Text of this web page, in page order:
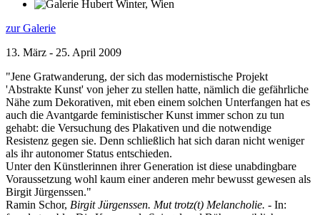
zur Galerie
13. März - 25. April 2009
"Jene Gratwanderung, der sich das modernistische Projekt
'Abstrakte Kunst' von jeher zu stellen hatte, nämlich die gefährliche
Nähe zum Dekorativen, mit eben einem solchen Unterfangen hat es
auch die Avantgarde feministischer Kunst immer schon zu tun
gehabt: die Versuchung des Plakativen und die notwendige
Resistenz gegen sie. Denn schließlich hat sich daran nicht weniger
als ihr autonomer Status entschieden.
Unter den Künstlerinnen ihrer Generation ist diese unabdingbare
Voraussetzung wohl kaum einer anderen mehr bewusst gewesen als
Birgit Jürgenssen."
Ramin Schor, Birgit Jürgenssen. Mut trotz(t) Melancholie. - In: